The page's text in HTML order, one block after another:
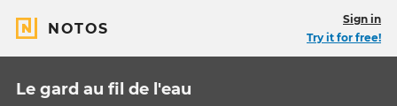
NOTOS
Sign in
Try it for free!
Le gard au fil de l'eau